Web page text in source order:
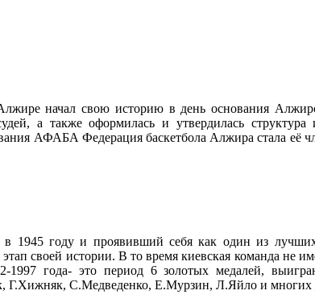
начал свою историю в день основания
а также оформилась и утвердилась
АФАБА Федерация баскетбола Алжира стала её
1945 году и проявивший себя как один из
своей истории. В то время киевская команда не
1997 года- это период 6 золотых медалей,
Г.Хижняк, С.Медведенко, Е.Мурзин, Л.Яйло и многих